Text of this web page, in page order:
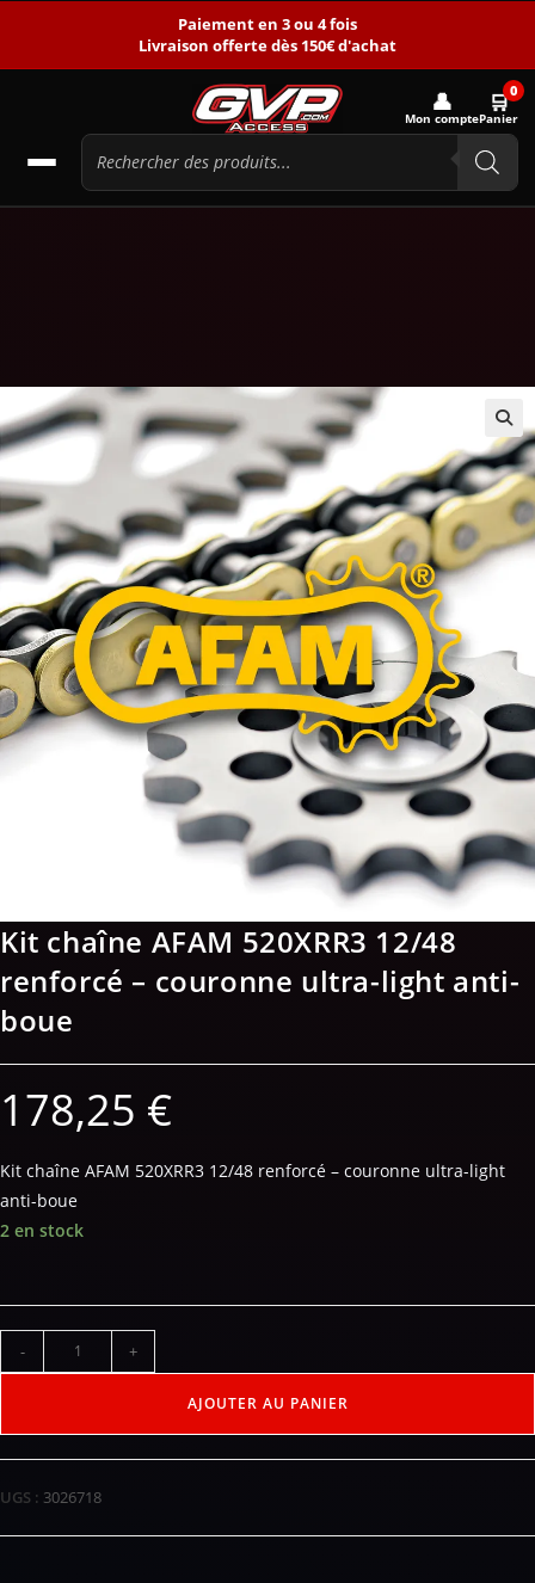
Paiement en 3 ou 4 fois
Livraison offerte dès 150€ d'achat
👤
Mon compte
🛒0
Panier
🔍
Kit chaîne AFAM 520XRR3 12/48
renforcé – couronne ultra-light anti-
boue
178,25 €
Kit chaîne AFAM 520XRR3 12/48 renforcé – couronne ultra-light
anti-boue
2 en stock
- +
AJOUTER AU PANIER
UGS : 3026718